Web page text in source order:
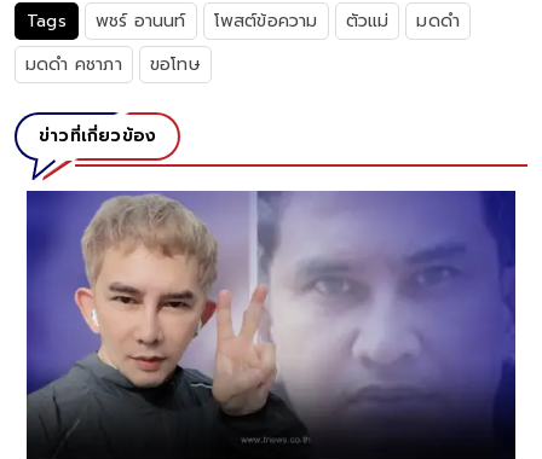
Tags พชร์ อานนท์ โพสต์ข้อความ ตัวแม่
มดดำ
มดดำ คชาภา
ขอโทษ
ข่าวที่เกี่ยวข้อง